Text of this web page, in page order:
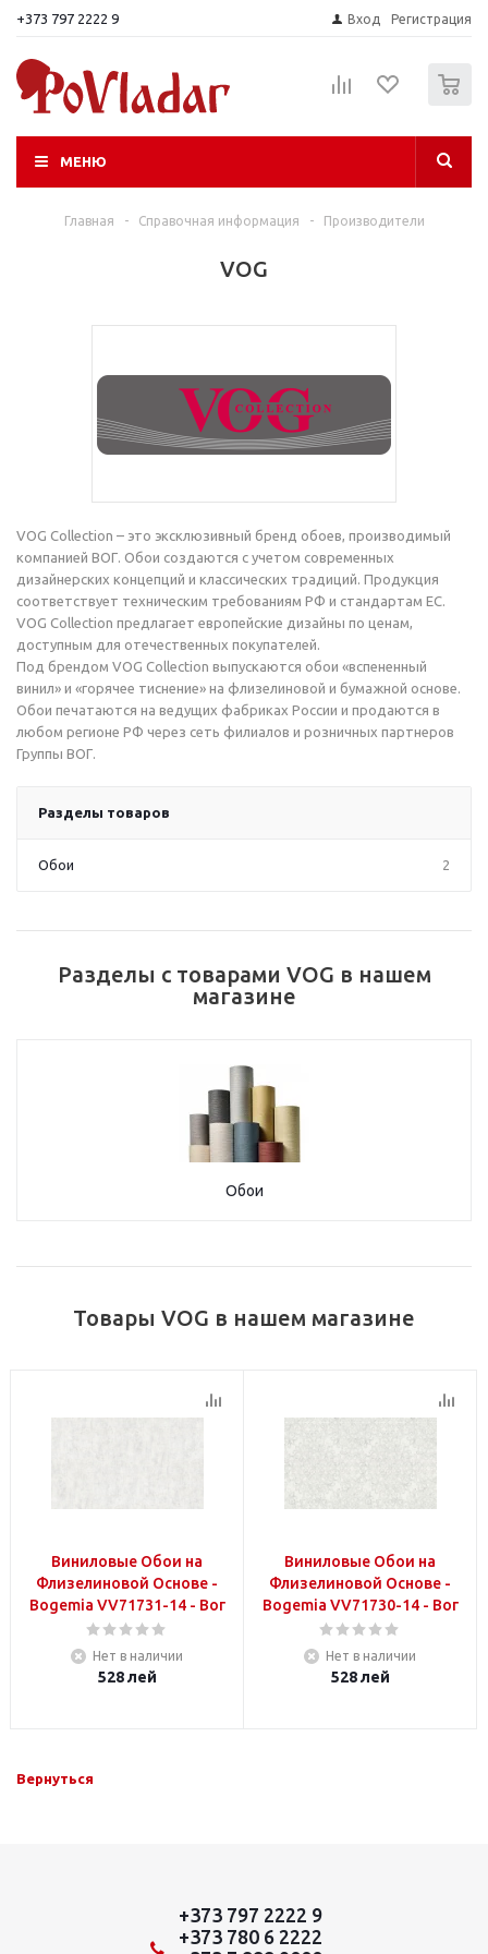
+373 797 2222 9 Вход Регистрация
МЕНЮ
Главная - Справочная информация - Производители
VOG
VOG Collection – это эксклюзивный бренд обоев, производимый
компанией ВОГ. Обои создаются с учетом современных
дизайнерских концепций и классических традиций. Продукция
соответствует техническим требованиям РФ и стандартам ЕС.
VOG Collection предлагает европейские дизайны по ценам,
доступным для отечественных покупателей.
Под брендом VOG Collection выпускаются обои «вспененный
винил» и «горячее тиснение» на флизелиновой и бумажной основе.
Обои печатаются на ведущих фабриках России и продаются в
любом регионе РФ через сеть филиалов и розничных партнеров
Группы ВОГ.
Разделы товаров
Обои 2
Разделы с товарами VOG в нашем
магазине
Обои
Товары VOG в нашем магазине
Виниловые Обои на
Флизелиновой Основе -
Bogemia VV71731-14 - Вог
Нет в наличии
528лей
Виниловые Обои на
Флизелиновой Основе -
Bogemia VV71730-14 - Вог
Нет в наличии
528лей
Вернуться
+373 797 2222 9
+373 780 6 2222